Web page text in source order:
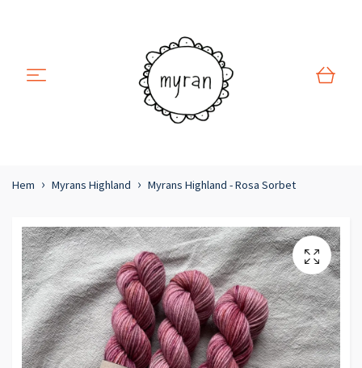
Hem Myrans Highland Myrans Highland - Rosa Sorbet